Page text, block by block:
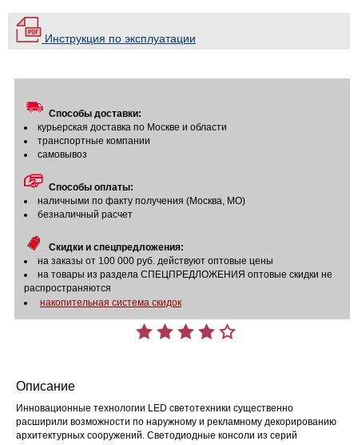
Инструкция по эксплуатации
Способы доставки:
курьерская доставка по Москве и области
транспортные компании
самовывоз
Способы оплаты:
наличными по факту получения (Москва, МО)
безналичный расчет
Скидки и спецпредложения:
на заказы от 100 000 руб. действуют оптовые цены
на товары из раздела СПЕЦПРЕДЛОЖЕНИЯ оптовые скидки не
распространяются
накопительная система скидок
Описание
Инновационные технологии LED светотехники существенно
расширили возможности по наружному и рекламному декорированию
архитектурных сооружений. Светодиодные консоли из серий